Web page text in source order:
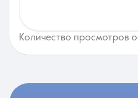
Количество просмотров